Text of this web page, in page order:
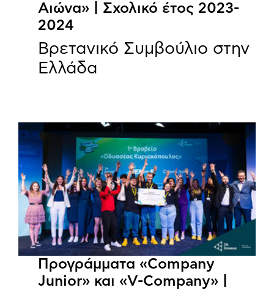
Αιώνα» | Σχολικό έτος 2023-
2024
Βρετανικό Συμβούλιο στην
Ελλάδα
Προγράμματα «Company
Junior» και «V-Company» |